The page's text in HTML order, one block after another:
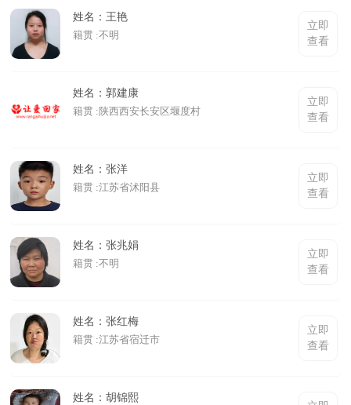
姓名：王艳
籍贯 :不明
立即
查看
姓名：郭建康
籍贯 :陕西西安长安区堰度村
立即
查看
姓名：张洋
籍贯 :江苏省沭阳县
立即
查看
姓名：张兆娟
籍贯 :不明
立即
查看
姓名：张红梅
籍贯 :江苏省宿迁市
立即
查看
姓名：胡锦熙